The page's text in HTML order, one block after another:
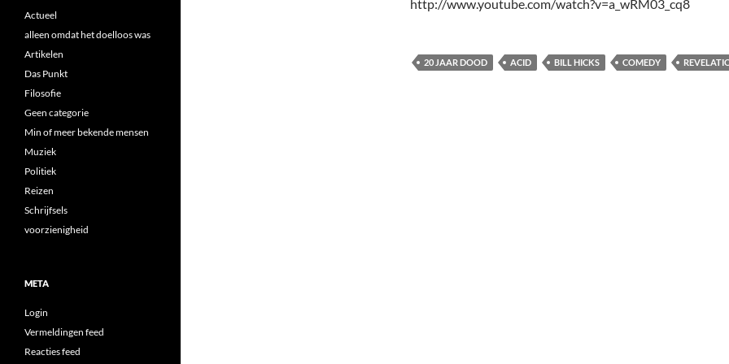
http://www.youtube.com/watch?v=a_wRM03_cq8
20 JAAR DOOD ACID BILL HICKS COMEDY
Actueel
alleen omdat het doelloos was
Artikelen
Das Punkt
Filosofie
Geen categorie
Min of meer bekende mensen
Muziek
Politiek
Reizen
Schrijfsels
voorzienigheid
META
Login
Vermeldingen feed
Reacties feed